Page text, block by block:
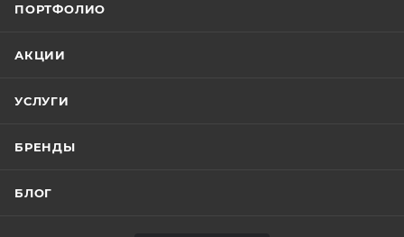
ПОРТФОЛИО
АКЦИИ
УСЛУГИ
БРЕНДЫ
БЛОГ